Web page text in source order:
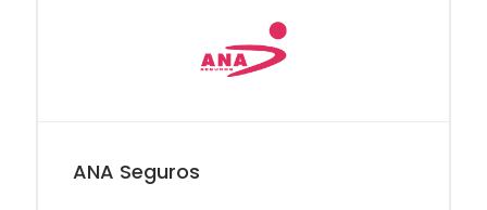
ANA Seguros